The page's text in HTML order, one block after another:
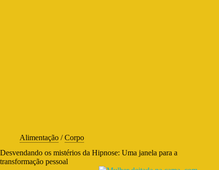
Alimentação /Corpo
Desvendando os mistérios da Hipnose: Uma janela para a
transformação pessoal